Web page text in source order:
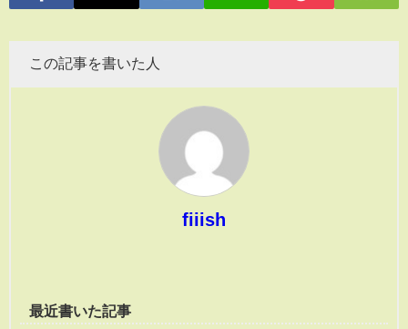
この記事を書いた人
fiiish
最近書いた記事